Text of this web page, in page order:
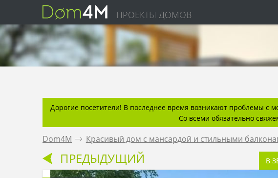
ПРОЕКТЫ ДОМОВ
Дорогие посетители! В последнее время возникают проблемы с
Со всеми обязательно
Dom4M . Красивый дом с мансардой и стильными
ПРЕДЫДУЩИЙ В